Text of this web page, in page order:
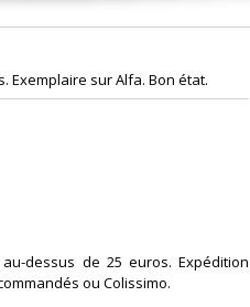
Exemplaire sur Alfa. Bon état.‎
dessus de 25 euros. Expédition
ou Colissimo.